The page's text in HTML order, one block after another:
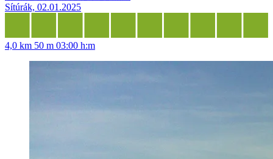
Sítúrák, 02.01.2025
4,0 km 50 m 03:00 h:m